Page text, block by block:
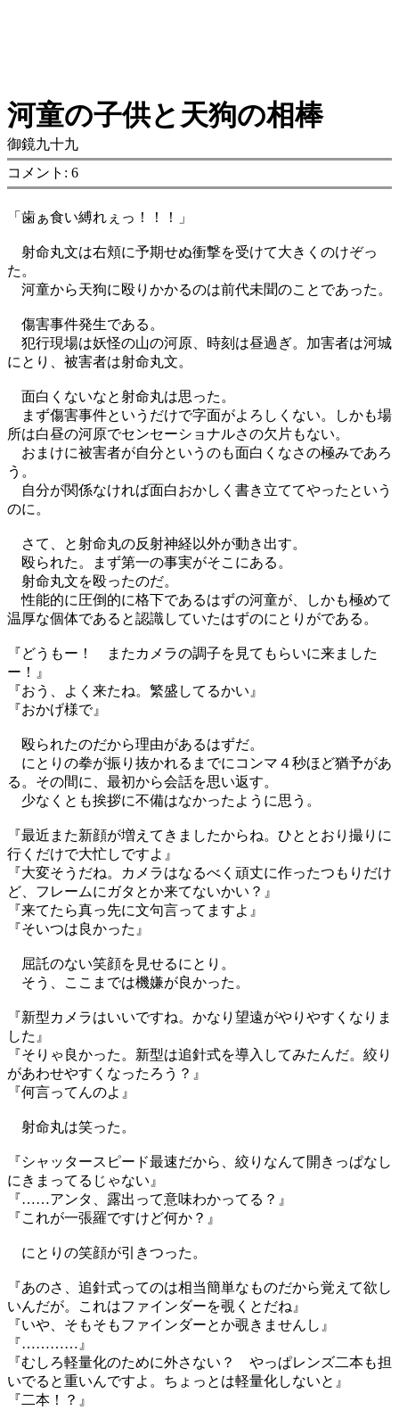
河童の子供と天狗の相棒
御鏡九十九
コメント: 6
「歯ぁ食い縛れぇっ！！！」
射命丸文は右頬に予期せぬ衝撃を受けて大きくのけぞっ
た。
河童から天狗に殴りかかるのは前代未聞のことであった。
傷害事件発生である。
犯行現場は妖怪の山の河原、時刻は昼過ぎ。加害者は河城
にとり、被害者は射命丸文。
面白くないなと射命丸は思った。
まず傷害事件というだけで字面がよろしくない。しかも場
所は白昼の河原でセンセーショナルさの欠片もない。
おまけに被害者が自分というのも面白くなさの極みであろ
う。
自分が関係なければ面白おかしく書き立ててやったという
のに。
さて、と射命丸の反射神経以外が動き出す。
殴られた。まず第一の事実がそこにある。
射命丸文を殴ったのだ。
性能的に圧倒的に格下であるはずの河童が、しかも極めて
温厚な個体であると認識していたはずのにとりがである。
『どうもー！ またカメラの調子を見てもらいに来ました
ー！』
『おう、よく来たね。繁盛してるかい』
『おかげ様で』
殴られたのだから理由があるはずだ。
にとりの拳が振り抜かれるまでにコンマ４秒ほど猶予があ
る。その間に、最初から会話を思い返す。
少なくとも挨拶に不備はなかったように思う。
『最近また新顔が増えてきましたからね。ひととおり撮りに
行くだけで大忙しですよ』
『大変そうだね。カメラはなるべく頑丈に作ったつもりだけ
ど、フレームにガタとか来てないかい？』
『来てたら真っ先に文句言ってますよ』
『そいつは良かった』
屈託のない笑顔を見せるにとり。
そう、ここまでは機嫌が良かった。
『新型カメラはいいですね。かなり望遠がやりやすくなりま
した』
『そりゃ良かった。新型は追針式を導入してみたんだ。絞り
があわせやすくなったろう？』
『何言ってんのよ』
射命丸は笑った。
『シャッタースピード最速だから、絞りなんて開きっぱなし
にきまってるじゃない』
『……アンタ、露出って意味わかってる？』
『これが一張羅ですけど何か？』
にとりの笑顔が引きつった。
『あのさ、追針式ってのは相当簡単なものだから覚えて欲し
いんだが。これはファインダーを覗くとだね』
『いや、そもそもファインダーとか覗きませんし』
『…………』
『むしろ軽量化のために外さない？ やっぱレンズ二本も担
いでると重いんですよ。ちょっとは軽量化しないと』
『二本！？』